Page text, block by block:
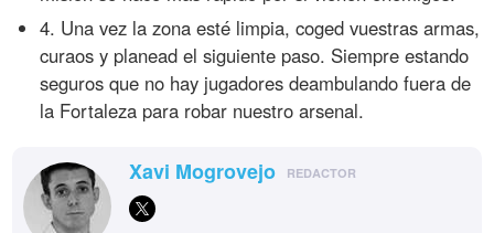
4. Una vez la zona esté limpia, coged vuestras armas,
curaos y planead el siguiente paso. Siempre estando
seguros que no hay jugadores deambulando fuera de
la Fortaleza para robar nuestro arsenal.
Xavi Mogrovejo REDACTOR